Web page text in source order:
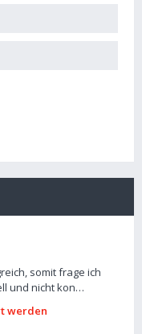
somit frage ich
und nicht kon…
werden